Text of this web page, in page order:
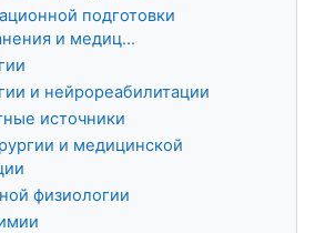
подготовки
и медиц...
и нейрореабилитации
источники
и медицинской
физиологии